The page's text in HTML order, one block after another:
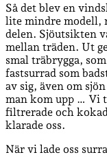
Så det blev en
lite mindre modell,
delen. Sjöutsikten
mellan träden. Ut
smal träbrygga,
fastsurrad som
av sig, även om
man kom upp … Vi
filtrerade och
klarade oss.
När vi lade oss